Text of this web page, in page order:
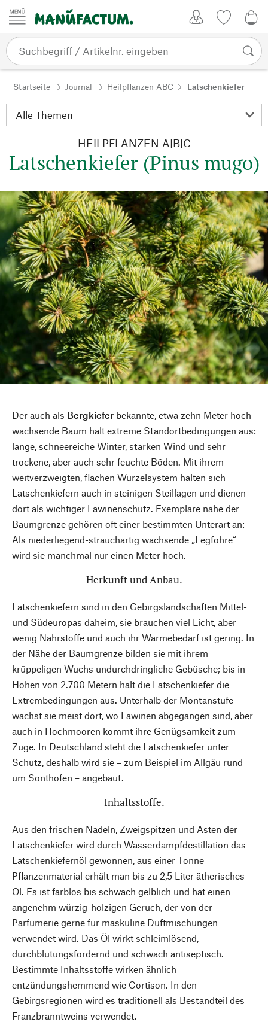
Zum Inhalt springen
Startseite Journal Heilpflanzen ABC Latschenkiefer
HEILPFLANZEN A|B|C
Latschenkiefer (Pinus mugo)
Der auch als Bergkiefer bekannte, etwa zehn Meter hoch
wachsende Baum hält extreme Standortbedingungen aus:
lange, schneereiche Winter, starken Wind und sehr
trockene, aber auch sehr feuchte Böden. Mit ihrem
weitverzweigten, flachen Wurzelsystem halten sich
Latschenkiefern auch in steinigen Steillagen und dienen
dort als wichtiger Lawinenschutz. Exemplare nahe der
Baumgrenze gehören oft einer bestimmten Unterart an:
Als niederliegend-strauchartig wachsende „Legföhre“
wird sie manchmal nur einen Meter hoch.
Herkunft und Anbau.
Latschenkiefern sind in den Gebirgslandschaften Mittel-
und Südeuropas daheim, sie brauchen viel Licht, aber
wenig Nährstoffe und auch ihr Wärmebedarf ist gering. In
der Nähe der Baumgrenze bilden sie mit ihrem
krüppeligen Wuchs undurchdringliche Gebüsche; bis in
Höhen von 2.700 Metern hält die Latschenkiefer die
Extrembedingungen aus. Unterhalb der Montanstufe
wächst sie meist dort, wo Lawinen abgegangen sind, aber
auch in Hochmooren kommt ihre Genügsamkeit zum
Zuge. In Deutschland steht die Latschenkiefer unter
Schutz, deshalb wird sie – zum Beispiel im Allgäu rund
um Sonthofen – angebaut.
Inhaltsstoffe.
Aus den frischen Nadeln, Zweigspitzen und Ästen der
Latschenkiefer wird durch Wasserdampfdestillation das
Latschenkiefernöl gewonnen, aus einer Tonne
Pflanzenmaterial erhält man bis zu 2,5 Liter ätherisches
Öl. Es ist farblos bis schwach gelblich und hat einen
angenehm würzig-holzigen Geruch, der von der
Parfümerie gerne für maskuline Duftmischungen
verwendet wird. Das Öl wirkt schleimlösend,
durchblutungsfördernd und schwach antiseptisch.
Bestimmte Inhaltsstoffe wirken ähnlich
entzündungshemmend wie Cortison. In den
Gebirgsregionen wird es traditionell als Bestandteil des
Franzbranntweins verwendet.